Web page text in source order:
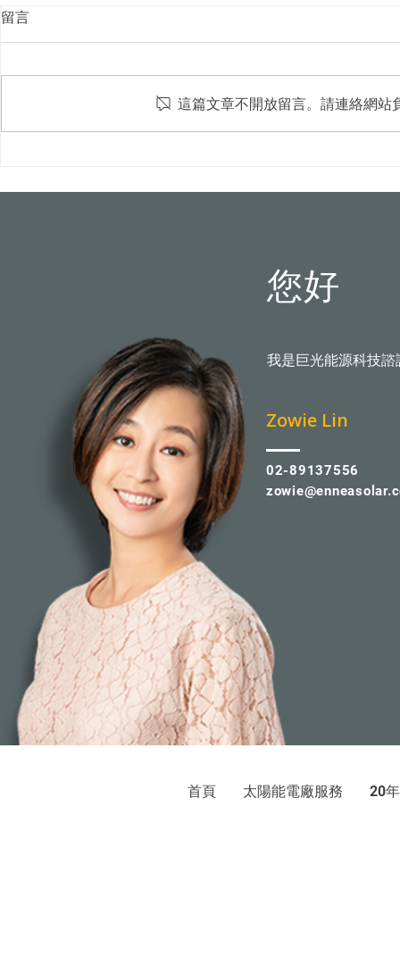
家破解5大迷思
留言
這篇文章不開放留言。請連絡網站
您好
​Zowie Lin
02-89137556
我是巨光能源科技諮
首頁 太陽能電廠服務 20